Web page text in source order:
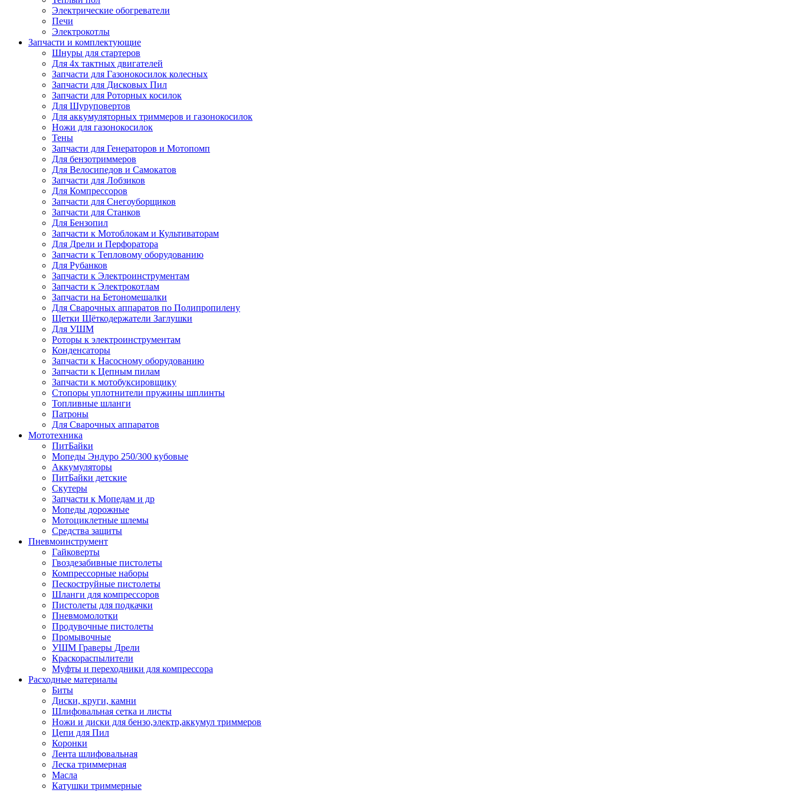
Электрические обогреватели
Печи
Электрокотлы
Запчасти и комплектующие
Шнуры для стартеров
Для 4х тактных двигателей
Запчасти для Газонокосилок колесных
Запчасти для Дисковых Пил
Запчасти для Роторных косилок
Для Шуруповертов
Для аккумуляторных триммеров и газонокосилок
Ножи для газонокосилок
Тены
Запчасти для Генераторов и Мотопомп
Для бензотриммеров
Для Велосипедов и Самокатов
Запчасти для Лобзиков
Для Компрессоров
Запчасти для Снегоуборщиков
Запчасти для Станков
Для Бензопил
Запчасти к Мотоблокам и Культиваторам
Для Дрели и Перфоратора
Запчасти к Тепловому оборудованию
Для Рубанков
Запчасти к Электроинструментам
Запчасти к Электрокотлам
Запчасти на Бетономешалки
Для Сварочных аппаратов по Полипропилену
Щетки Щёткодержатели Заглушки
Для УШМ
Роторы к электроинструментам
Конденсаторы
Запчасти к Насосному оборудованию
Запчасти к Цепным пилам
Запчасти к мотобуксировщику
Стопоры уплотнители пружины шплинты
Топливные шланги
Патроны
Для Сварочных аппаратов
Мототехника
ПитБайки
Мопеды Эндуро 250/300 кубовые
Аккумуляторы
ПитБайки детские
Скутеры
Запчасти к Мопедам и др
Мопеды дорожные
Мотоциклетные шлемы
Средства защиты
Пневмоинструмент
Гайковерты
Гвоздезабивные пистолеты
Компрессорные наборы
Пескоструйные пистолеты
Шланги для компрессоров
Пистолеты для подкачки
Пневмомолотки
Продувочные пистолеты
Промывочные
УШМ Граверы Дрели
Краскораспылители
Муфты и переходники для компрессора
Расходные материалы
Биты
Диски, круги, камни
Шлифовальная сетка и листы
Ножи и диски для бензо,электр,аккумул триммеров
Цепи для Пил
Коронки
Лента шлифовальная
Леска триммерная
Масла
Катушки триммерные